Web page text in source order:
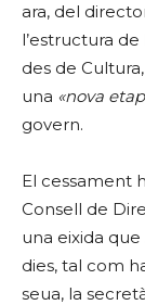
ara, del
l’estructura
des de
una «nova
govern.
El cessament
Consell de
una eixida
dies, tal com
seua, la